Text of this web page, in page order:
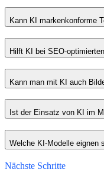
Kann KI markenkonforme
Hilft KI bei SEO-
Kann man mit KI auch
Ist der Einsatz von KI im
Welche KI-Modelle eignen
Nächste Schritte